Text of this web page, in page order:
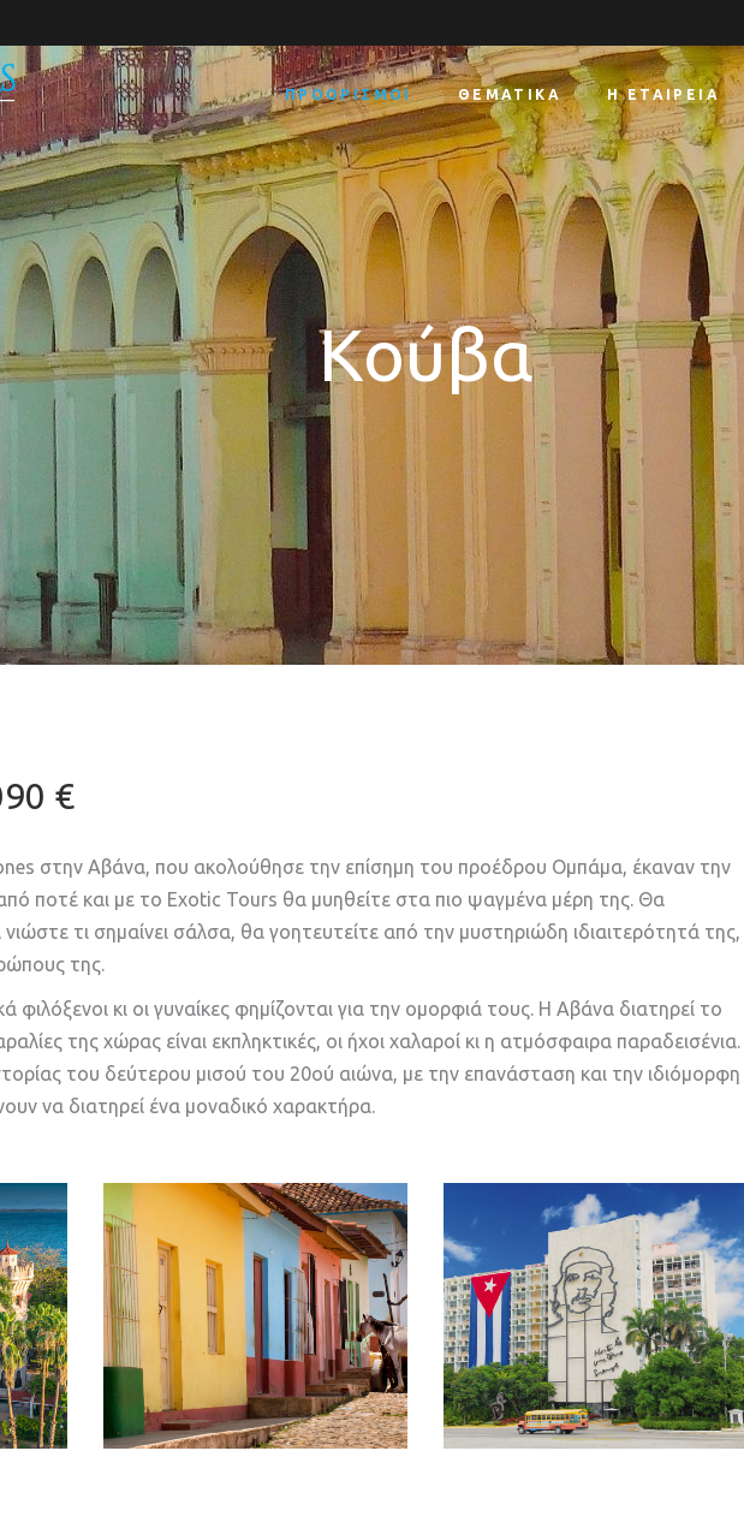
ΠΡΟΟΡΙΣΜΟΊ ΘΕΜΑΤΙΚΆ Η ΕΤΑΙΡΕΊΑ
Κούβα
€
στην Αβάνα, που ακολούθησε την επίσημη του προέδρου Ομπάμα, έκαναν την
ποτέ και με το Exotic Tours θα μυηθείτε στα πιο ψαγμένα μέρη της. Θα
τι σημαίνει σάλσα, θα γοητευτείτε από την μυστηριώδη ιδιαιτερότητά της,
της.
φιλόξενοι κι οι γυναίκες φημίζονται για την ομορφιά τους. Η Αβάνα διατηρεί το
της χώρας είναι εκπληκτικές, οι ήχοι χαλαροί κι η ατμόσφαιρα παραδεισένια.
του δεύτερου μισού του 20ού αιώνα, με την επανάσταση και την ιδιόμορφη
να διατηρεί ένα μοναδικό χαρακτήρα.